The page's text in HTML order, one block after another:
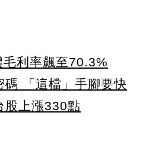
利率飆至70.3%
「這檔」手腳要快
股上漲330點